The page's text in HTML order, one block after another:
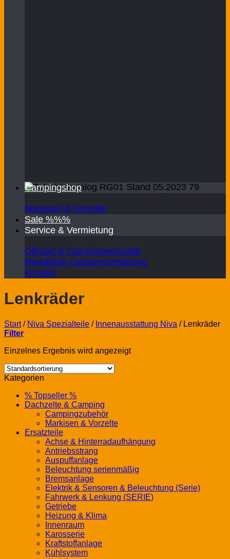
Campingshop
Markisen & Vorzelte
Sale %%%
Service & Vermietung
Offroad & Campingwerkstatt
Rent&Roll Campervermietung
Kontakt
Lenkräder
Start / Niva Spezialteile / Innenausstattung Niva /Lenkräder
Filter
Einzelnes Ergebnis wird angezeigt
Kategorien
% Topseller %
Dachzelte & Camping
Campingzubehör
Markisen & Vorzelte
Ersatzteile
Achse & Hinterradaufhängung
Antriebsstrang
Auspuffanlage
Beleuchtung serienmäßig
Bremsanlage
Elektrik & Sensoren & Beleuchtung (Serie)
Fahrwerk & Lenkung (SERIE)
Getriebe
Heizung & Klima
Innenraum
Karosserie
Kraftstoffanlage
Kühlsystem